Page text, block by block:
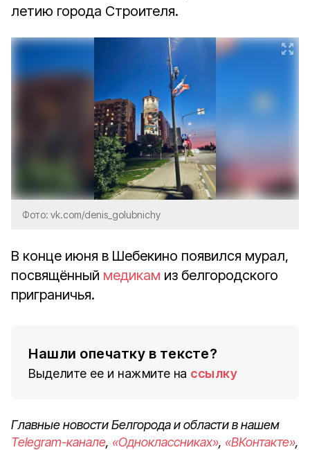
летию города Строителя.
Фото: vk.com/denis_golubnichy
В конце июня в Шебекино появился мурал,
посвящённый медикам из белгородского
приграничья.
Нашли опечатку в тексте?
Выделите ее и нажмите на ссылку
Главные новости Белгорода и области в нашем
Telegram-канале, «Одноклассниках», «ВКонтакте»,